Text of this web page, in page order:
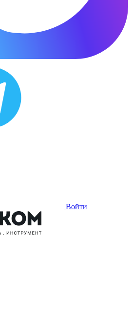
Войти